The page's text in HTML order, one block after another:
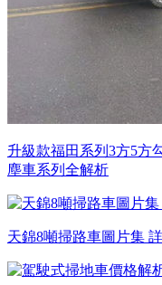
升級款福田系列3方5方
塵車系列全解析
天錦8噸掃路車圖片集